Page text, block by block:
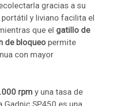
gracias a su
portátil y liviano facilita el
que el gatillo de
de bloqueo permite
con mayor
rpm y una tasa de
Gadnic SP450 es una